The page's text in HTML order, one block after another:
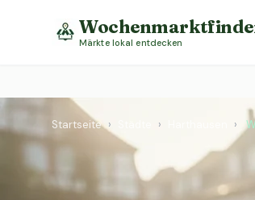
Märkte lokal entdecken
Startseite › › ›